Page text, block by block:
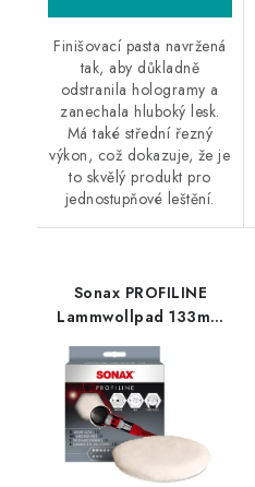
Finišovací pasta navržená
tak, aby důkladně
odstranila hologramy a
zanechala hluboký lesk.
Má také střední řezný
výkon, což dokazuje, že je
to skvělý produkt pro
jednostupňové leštění.
Sonax PROFILINE
Lammwollpad 133mm